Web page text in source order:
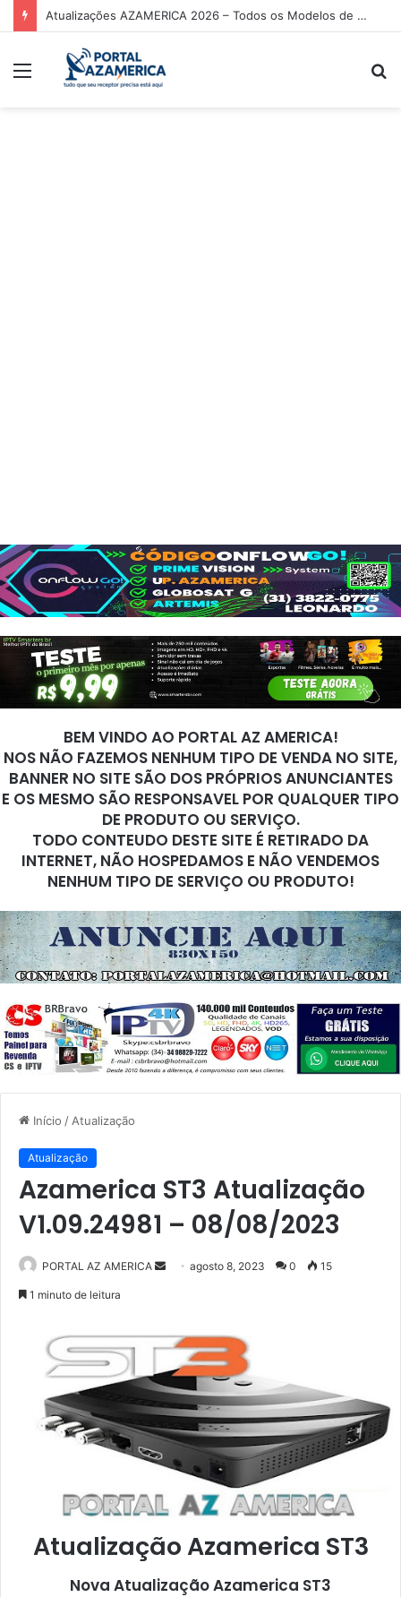
Atualizações AZAMERICA 2026 – Todos os Modelos de Receptores AZAMERICA
BEM VINDO AO PORTAL AZ AMERICA!
NOS NÃO FAZEMOS NENHUM TIPO DE VENDA NO SITE,
BANNER NO SITE SÃO DOS PRÓPRIOS ANUNCIANTES
E OS MESMO SÃO RESPONSAVEL POR QUALQUER TIPO
DE PRODUTO OU SERVIÇO.
TODO CONTEUDO DESTE SITE É RETIRADO DA
INTERNET, NÃO HOSPEDAMOS E NÃO VENDEMOS
NENHUM TIPO DE SERVIÇO OU PRODUTO!
Início / Atualização
Atualização
Azamerica ST3 Atualização
V1.09.24981 – 08/08/2023
PORTAL AZ AMERICA
e
u
m
e
-
m
agosto 8, 2023 0 15
1 minuto de leitura
Atualização Azamerica ST3
Nova AtualizaçãoAzamerica ST3